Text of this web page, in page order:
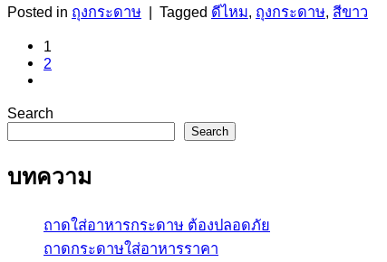
Posted in ถุงกระดาษ | Tagged ดีไหม, ถุงกระดาษ, สีขาว
1
2
Search
Search
บทความ
ถาดใส่อาหารกระดาษ ต้องปลอดภัย
ถาดกระดาษใส่อาหารราคา